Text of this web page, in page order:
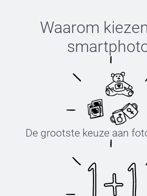
Waarom
De grootste keuze aan